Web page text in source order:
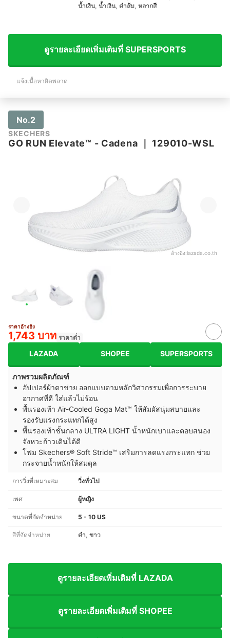
น้ำเงิน, น้ำเงิน, ดำส้ม, หลากสี
ดูรายละเอียดเพิ่มเติมที่ SUPERSPORTS
แจ้งเนื้อหาผิดพลาด
No.2
SKECHERS
GO RUN Elevate™ - Cadena 129010-WSL
อ้างอิง:lazada.co.th
ราคาอ้างอิง
1,743 บาท ราคาต่ำ
LAZADA SHOPEE SUPERSPORTS
ภาพรวมผลิตภัณฑ์
อัปเปอร์ผ้าตาข่าย ออกแบบตามหลักวิศวกรรมเพื่อการระบาย
อากาศที่ดี ใส่แล้วไม่ร้อน
พื้นรองเท้า Air-Cooled Goga Mat™ ให้สัมผัสนุ่มสบายและ
รองรับแรงกระแทกได้สูง
พื้นรองเท้าชั้นกลาง ULTRA LIGHT น้ำหนักเบาและตอบสนอง
จังหวะก้าวเดินได้ดี
โฟม Skechers® Soft Stride™ เสริมการลดแรงกระแทก ช่วย
กระจายน้ำหนักให้สมดุล
การวิ่งที่เหมาะสม วิ่งทั่วไป
เพศ ผู้หญิง
ขนาดที่จัดจำหน่าย 5 - 10 US
สีที่จัดจำหน่าย ดำ, ขาว
ดูรายละเอียดเพิ่มเติมที่ LAZADA
ดูรายละเอียดเพิ่มเติมที่ SHOPEE